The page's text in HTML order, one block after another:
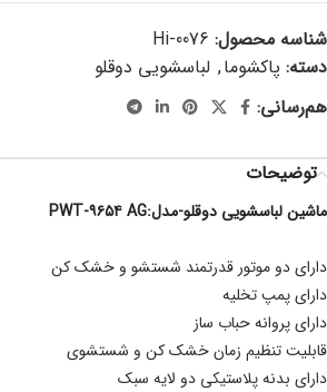
شناسه محصول: Hi-0076
دسته: پاکشوما, لباسشویی دوقلو
هم‌رسانی:
توضیحات
ماشین لباسشویی دوقلو-مدل:PWT-۹۶۵۴ AG
دارای دو موتور قدرتمند شستشو و خشک کن
دارای پمپ تخلیه
دارای پروانه حباب ساز
قابلیت تنظیم زمان خشک کن و شستشوی
دارای بدنه پلاستیکی دو لایه سبک